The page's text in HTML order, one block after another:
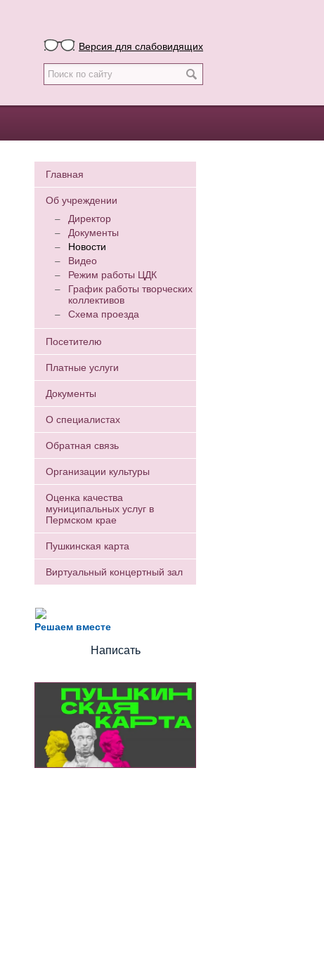
Версия для слабовидящих
Главная
Об учреждении
Директор
Документы
Новости
Видео
Режим работы ЦДК
График работы творческих
коллективов
Схема проезда
Посетителю
Платные услуги
Документы
О специалистах
Обратная связь
Организации культуры
Оценка качества
муниципальных услуг в
Пермском крае
Пушкинская карта
Виртуальный концертный зал
Решаем вместе
Есть вопрос?
Напишите нам
Написать